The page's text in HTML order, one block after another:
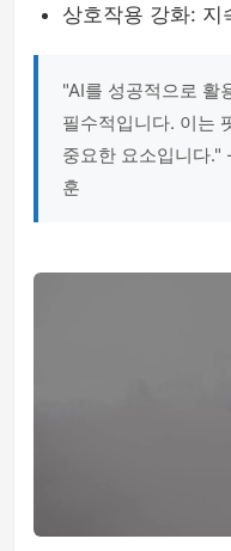
상호작용 강화: 지
"AI를 성공적으로 활
필수적입니다. 이는
중요한 요소입니다."
훈